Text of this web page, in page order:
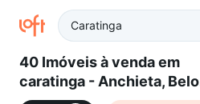
40 Imóveis à venda em
caratinga - Anchieta, Belo